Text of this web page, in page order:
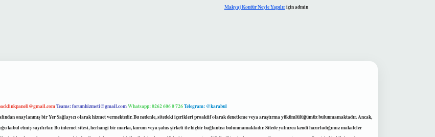
Makyaj Kontür Neyle Yapılıriçinadmin
Teams:forumhizmeti@gmail.comWhatsapp: 0262 606 0 726Telegram: @karabul
onaylanmış bir Yer Sağlayıcı olarak hizmet vermektedir. Bu nedenle, sitedeki içerikleri proaktif olarak denetleme veya araştırma yükümlülüğümüz bulunmamaktadır. Ancak,
etmiş sayılırlar. Bu internet sitesi, herhangi bir marka, kurum veya şahıs şirketi ile hiçbir bağlantısı bulunmamaktadır. Sitede yalnızca kendi hazırladığımız makaleler